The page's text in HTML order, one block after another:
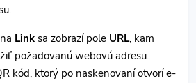
Link sa zobrazí pole URL, kam
požadovanú webovú adresu.
kód, ktorý po naskenovaní otvorí e-